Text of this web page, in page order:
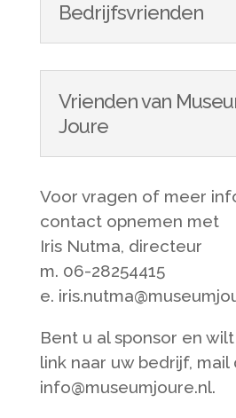
Bedrijfsvrienden
Vrienden van
Joure
Voor vragen of meer
contact opnemen met
Iris Nutma, directeur
m. 06-28254415
e.
Bent u al sponsor en
link naar uw bedrijf, mail
info@museumjoure.nl.